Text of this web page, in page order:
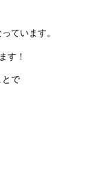
ています。
す！
とで